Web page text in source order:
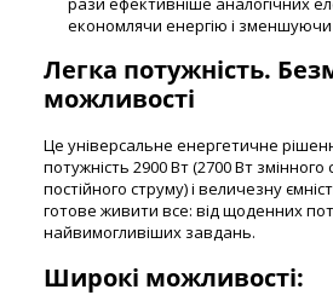
економлячи енергію і
Легка потужність.
можливості
Це універсальне енергетичне
потужність 2900 Вт (2700 Вт змінного
постійного струму) і величезну
готове живити все: від щоденних
найвимогливіших завдань.
Широкі можливості: